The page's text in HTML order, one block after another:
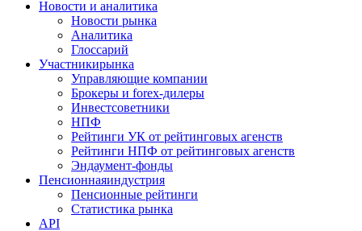
Новости и аналитика
Новости рынка
Аналитика
Глоссарий
Участникирынка
Управляющие компании
Брокеры и forex-дилеры
Инвестсоветники
НПФ
Рейтинги УК от рейтинговых агенств
Рейтинги НПФ от рейтинговых агенств
Эндаумент-фонды
Пенсионнаяиндустрия
Пенсионные рейтинги
Статистика рынка
API